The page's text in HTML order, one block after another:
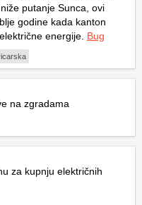
putanje Sunca, ovi
godine kada kanton
energije. Bug
na zgradama
za kupnju električnih